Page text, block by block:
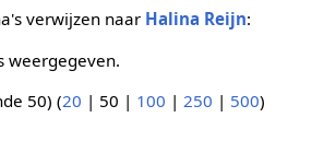
verwijzen naar Halina Reijn:
weergegeven.
50) (20 | 50 | 100 | 250 | 500)